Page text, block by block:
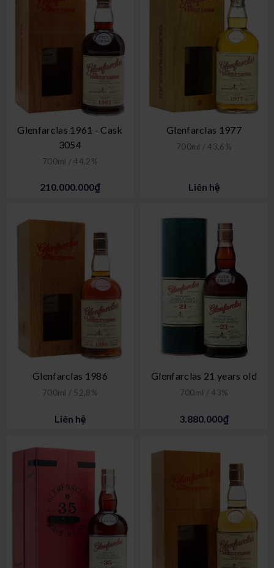
Glenfarclas 1961 - Cask
3054
700ml / 44,2%
210.000.000₫
Glenfarclas 1977
700ml / 43,6%
Liên hệ
Glenfarclas 1986
700ml / 52,8%
Liên hệ
Glenfarclas 21 years old
700ml / 43%
3.880.000₫